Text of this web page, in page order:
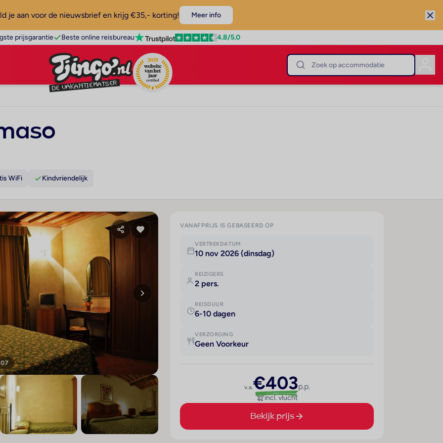
je aan voor de nieuwsbrief en krijg €35,- korting! Meer info
prijsgarantie Beste online reisbureau 4.8/5.0
WiFi Kindvriendelijk
VANAFPRIJS IS GEBASEERD OP
VERTREKDATUM
10 nov 2026 (dinsdag)
REIZIGERS
2 pers.
REISDUUR
6-10 dagen
VERZORGING
Geen Voorkeur
v.a.€403p.p.
incl. vlucht
Bekijk prijs